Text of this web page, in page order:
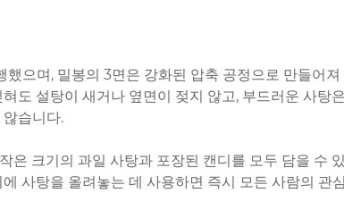
으며, 밀봉의 3면은 강화된 압축 공정으로 만들어져
도 설탕이 새거나 옆면이 젖지 않고, 부드러운 사탕
습니다.
크기의 과일 사탕과 포장된 캔디를 모두 담을 수 있
사탕을 올려놓는 데 사용하면 즉시 모든 사람의 관